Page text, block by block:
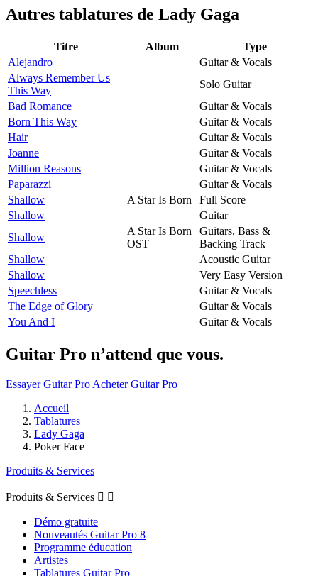
Autres tablatures de Lady Gaga
Titre Album
Type
Alejandro
Guitar & Vocals
Always Remember Us
This Way
Solo Guitar
Bad Romance
Guitar & Vocals
Born This Way
Guitar & Vocals
Hair
Guitar & Vocals
Joanne
Guitar & Vocals
Million Reasons
Guitar & Vocals
Paparazzi
Guitar & Vocals
Shallow
A Star Is Born
Full Score
Shallow
Guitar
Shallow
A Star Is Born
OST
Guitars, Bass &
Backing Track
Shallow
Acoustic Guitar
Shallow
Very Easy Version
Speechless
Guitar & Vocals
The Edge of Glory
Guitar & Vocals
You And I
Guitar & Vocals
Guitar Pro n’attend que vous.
Essayer Guitar Pro Acheter Guitar Pro
Accueil
Tablatures
Lady Gaga
Poker Face
Produits & Services
Produits & Services  
Démo gratuite
Nouveautés Guitar Pro 8
Programme éducation
Artistes
Tablatures Guitar Pro